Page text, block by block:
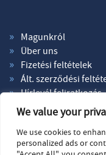
We value your
We use cookies to
personalized ads or
Magunkról
Über uns
Fizetési feltételek
Ált. szerződési
Hírlevél feliratkozás